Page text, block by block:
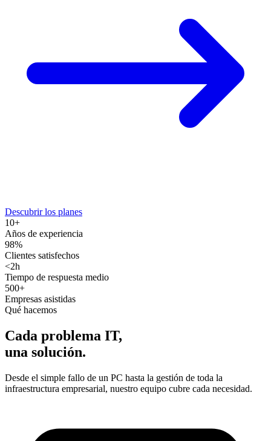
Descubrir los planes
10+
Años de experiencia
98%
Clientes satisfechos
<2h
Tiempo de respuesta medio
500+
Empresas asistidas
Qué hacemos
Cada problema IT,
una solución.
Desde el simple fallo de un PC hasta la gestión de toda la
infraestructura empresarial, nuestro equipo cubre cada necesidad.